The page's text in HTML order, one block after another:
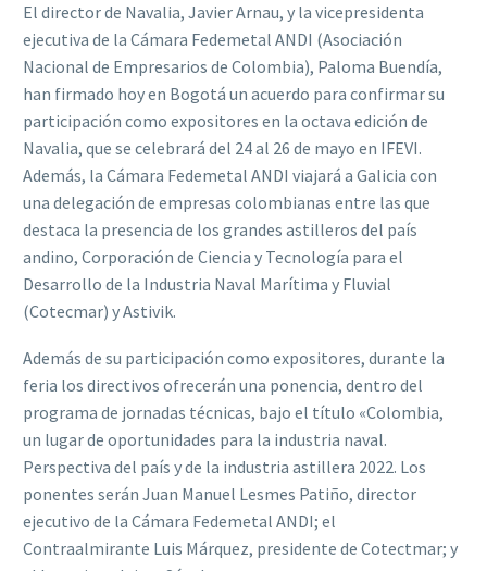
El director de Navalia, Javier Arnau, y la vicepresidenta
ejecutiva de la Cámara Fedemetal ANDI (Asociación
Nacional de Empresarios de Colombia), Paloma Buendía,
han firmado hoy en Bogotá un acuerdo para confirmar su
participación como expositores en la octava edición de
Navalia, que se celebrará del 24 al 26 de mayo en IFEVI.
Además, la Cámara Fedemetal ANDI viajará a Galicia con
una delegación de empresas colombianas entre las que
destaca la presencia de los grandes astilleros del país
andino, Corporación de Ciencia y Tecnología para el
Desarrollo de la Industria Naval Marítima y Fluvial
(Cotecmar) y Astivik.
Además de su participación como expositores, durante la
feria los directivos ofrecerán una ponencia, dentro del
programa de jornadas técnicas, bajo el título «Colombia,
un lugar de oportunidades para la industria naval.
Perspectiva del país y de la industria astillera 2022. Los
ponentes serán Juan Manuel Lesmes Patiño, director
ejecutivo de la Cámara Fedemetal ANDI; el
Contraalmirante Luis Márquez, presidente de Cotectmar; y